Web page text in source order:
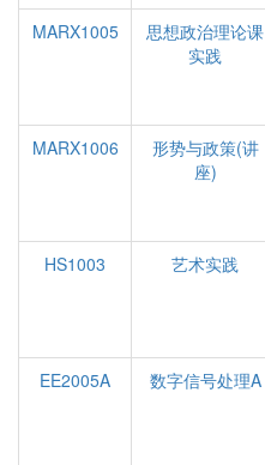
MARX1005
思想政治理论课
实践
MARX1006
形势与政策(讲
座)
HS1003
艺术实践
EE2005A
数字信号处理A